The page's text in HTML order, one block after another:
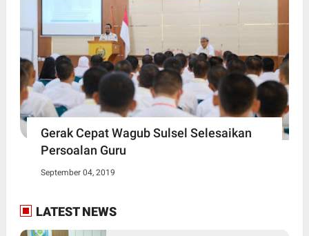
Gerak Cepat Wagub Sulsel Selesaikan
Persoalan Guru
September 04, 2019
LATEST NEWS